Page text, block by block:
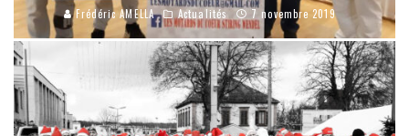
Frédéric AMELLA Actualités 7 novembre 2019